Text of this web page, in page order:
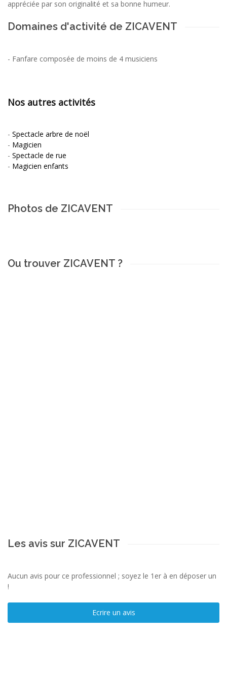
appréciée par son originalité et sa bonne humeur.
Domaines d'activité de ZICAVENT
- Fanfare composée de moins de 4 musiciens
Nos autres activités
- Spectacle arbre de noël
- Magicien
- Spectacle de rue
- Magicien enfants
Photos de ZICAVENT
Ou trouver ZICAVENT ?
Les avis sur ZICAVENT
Aucun avis pour ce professionnel ; soyez le 1er à en déposer un
!
Ecrire un avis